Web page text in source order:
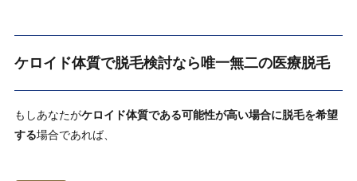
ケロイド体質で脱毛検討なら唯一無二の医療脱毛
もしあなたがケロイド体質である可能性が高い場合に脱毛を希望
する場合であれば、